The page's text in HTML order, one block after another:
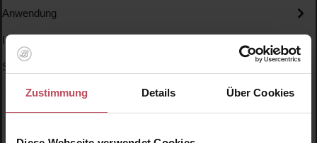
Zustimmung Details Über Cookies
Anwendung
Inhaltsstoffe
Specials